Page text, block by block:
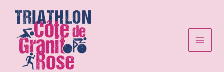
contenu